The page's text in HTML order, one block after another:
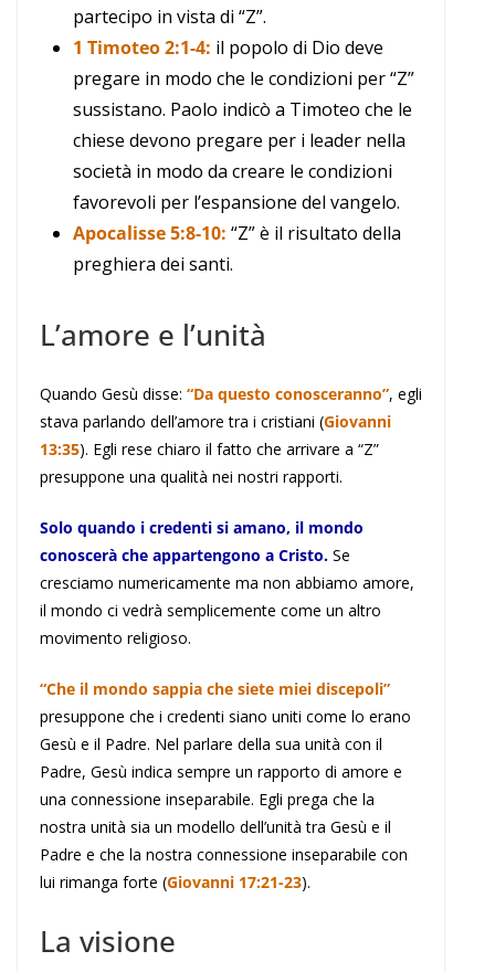
partecipo in vista di “Z”.
1 Timoteo 2:1-4: il popolo di Dio deve
pregare in modo che le condizioni per “Z”
sussistano. Paolo indicò a Timoteo che le
chiese devono pregare per i leader nella
società in modo da creare le condizioni
favorevoli per l’espansione del vangelo.
Apocalisse 5:8-10: “Z” è il risultato della
preghiera dei santi.
L’amore e l’unità
Quando Gesù disse: “Da questo conosceranno”, egli
stava parlando dell’amore tra i cristiani (Giovanni
13:35). Egli rese chiaro il fatto che arrivare a “Z”
presuppone una qualità nei nostri rapporti.
Solo quando i credenti si amano, il mondo
conoscerà che appartengono a Cristo. Se
cresciamo numericamente ma non abbiamo amore,
il mondo ci vedrà semplicemente come un altro
movimento religioso.
“Che il mondo sappia che siete miei discepoli”
presuppone che i credenti siano uniti come lo erano
Gesù e il Padre. Nel parlare della sua unità con il
Padre, Gesù indica sempre un rapporto di amore e
una connessione inseparabile. Egli prega che la
nostra unità sia un modello dell’unità tra Gesù e il
Padre e che la nostra connessione inseparabile con
lui rimanga forte (Giovanni 17:21-23).
La visione